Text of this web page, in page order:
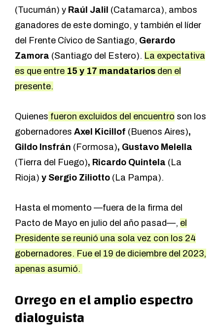
(Tucumán) y Raúl Jalil (Catamarca), ambos
ganadores de este domingo, y también el líder
del Frente Cívico de Santiago, Gerardo
Zamora (Santiago del Estero). La expectativa
es que entre 15 y 17 mandatarios den el
presente.
Quienes fueron excluidos del encuentro son los
gobernadores Axel Kicillof (Buenos Aires),
Gildo Insfrán (Formosa), Gustavo Melella
(Tierra del Fuego), Ricardo Quintela (La
Rioja) y Sergio Ziliotto (La Pampa).
Hasta el momento —fuera de la firma del
Pacto de Mayo en julio del año pasad—, el
Presidente se reunió una sola vez con los 24
gobernadores. Fue el 19 de diciembre del 2023,
apenas asumió.
Orrego en el amplio espectro
dialoguista